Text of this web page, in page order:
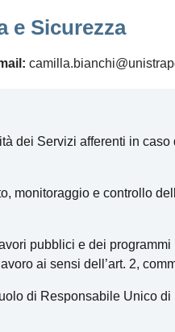
e Sicurezza
dei Servizi afferenti in
monitoraggio e controllo
pubblici e dei
ai sensi dell’art. 2,
di Responsabile Unico